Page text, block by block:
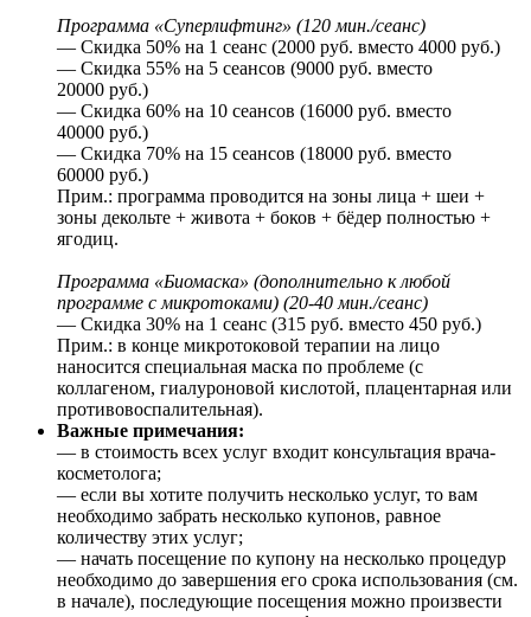
Программа «Суперлифтинг» (120 мин./сеанс)
— Скидка 50% на 1 сеанс (2000 руб. вместо 4000 руб.)
— Скидка 55% на 5 сеансов (9000 руб. вместо
20000 руб.)
— Скидка 60% на 10 сеансов (16000 руб. вместо
40000 руб.)
— Скидка 70% на 15 сеансов (18000 руб. вместо
60000 руб.)
Прим.: программа проводится на зоны лица + шеи +
зоны декольте + живота + боков + бёдер полностью +
ягодиц.
Программа «Биомаска» (дополнительно к любой
программе с микротоками) (20-40 мин./сеанс)
— Скидка 30% на 1 сеанс (315 руб. вместо 450 руб.)
Прим.: в конце микротоковой терапии на лицо
наносится специальная маска по проблеме (с
коллагеном, гиалуроновой кислотой, плацентарная или
противовоспалительная).
Важные примечания:
— в стоимость всех услуг входит консультация врача-
косметолога;
— если вы хотите получить несколько услуг, то вам
необходимо забрать несколько купонов, равное
количеству этих услуг;
— начать посещение по купону на несколько процедур
необходимо до завершения его срока использования (см.
в начале), последующие посещения можно произвести